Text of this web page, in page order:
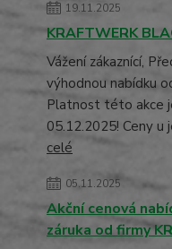
19.11.2025
KRAFTWERK
Vážení zákaznící,
výhodnou nabídku
Platnost této akce
05.12.2025! Ceny u
celé
05.11.2025
Akční cenová
záruka od firmy